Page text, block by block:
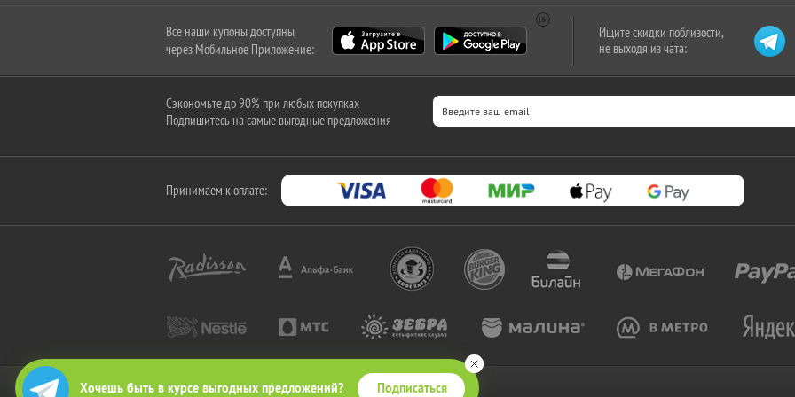
Хочешь быть в курсе выгодных предложений? Подписаться
Все наши купоны доступны
через Мобильное Приложение:
Ищите скидки поблизости,
не выходя из чата:
Сэкономьте до 90% при любых покупках
Подпишитесь на самые выгодные предложения
Принимаем к оплате:
2010-2026 © КупиКупон. Все права защищены.